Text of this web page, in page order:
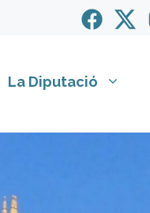
La Diputació